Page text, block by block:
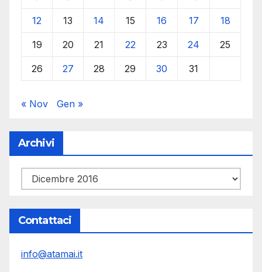
12 13 14 15 16 17 18
19 20 21 22 23 24 25
26 27 28 29 30 31
« Nov Gen »
Archivi
Archivi
Contattaci
info@atamai.it